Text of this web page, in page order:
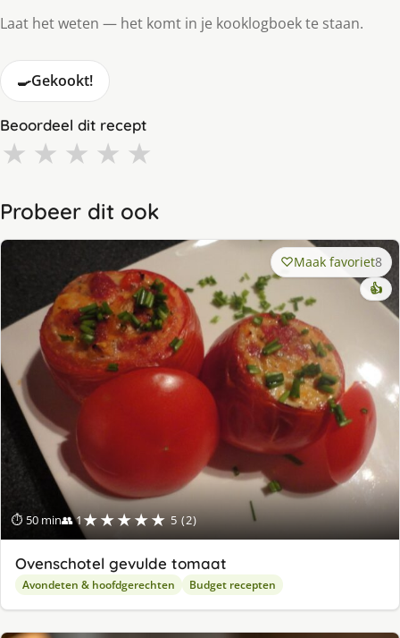
Laat het weten — het komt in je kooklogboek te staan.
🍳Gekookt!
Beoordeel dit recept
★ ★ ★ ★ ★
Probeer dit ook
⏱ 50 min👥 1★★★★★ 5 (2)
Maak favoriet8
👍
Ovenschotel gevulde tomaat
Avondeten & hoofdgerechten Budget recepten